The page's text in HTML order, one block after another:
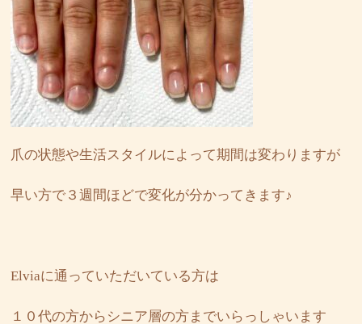
爪の状態や生活スタイルによって期間は変わりますが
早い方で３週間ほどで変化が分かってきます♪
Elviaに通っていただいている方は
１０代の方からシニア層の方までいらっしゃいます